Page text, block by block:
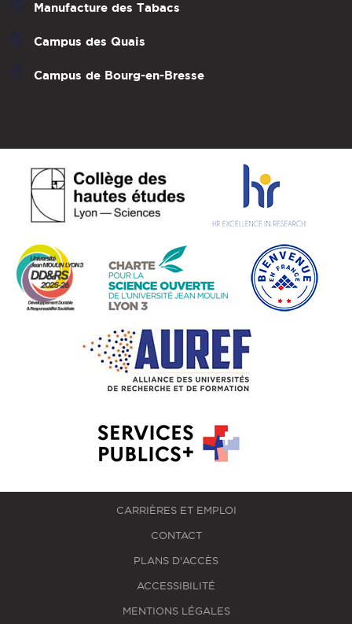
Manufacture des Tabacs
Campus des Quais
Campus de Bourg-en-Bresse
CARRIÈRES ET EMPLOI
CONTACT
PLANS D'ACCÈS
ACCESSIBILITÉ
MENTIONS LÉGALES